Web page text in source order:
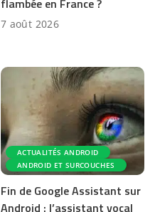
flambée en France ?
7 août 2026
ACTUALITÉS ANDROID
ANDROID ET SURCOUCHES
Fin de Google Assistant sur
Android : l’assistant vocal